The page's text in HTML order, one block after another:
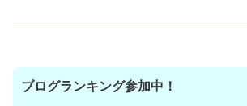
ブログランキング参加中！